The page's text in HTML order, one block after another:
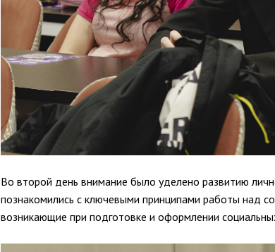
Во второй день внимание было уделено развитию
познакомились с ключевыми принципами работы над
возникающие при подготовке и оформлении